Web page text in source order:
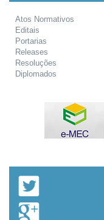
Atos Normativos
Editais
Portarias
Releases
Resoluções
Diplomados